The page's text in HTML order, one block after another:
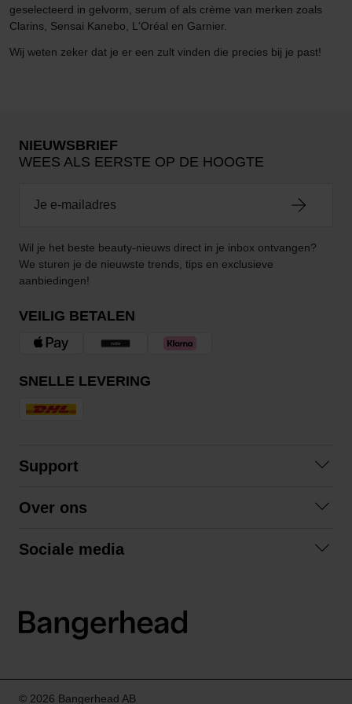
geselecteerd in gelvorm, serum of als crème van merken zoals
Clarins, Sensai Kanebo, L'Oréal en Garnier.
Wij weten zeker dat je er een zult vinden die precies bij je past!
NIEUWSBRIEF
WEES ALS EERSTE OP DE HOOGTE
Wil je het beste beauty-nieuws direct in je inbox ontvangen?
We sturen je de nieuwste trends, tips en exclusieve
aanbiedingen!
VEILIG BETALEN
SNELLE LEVERING
Support
Retourneren
Over ons
Sociale media
LinkedIn
© 2026 Bangerhead AB